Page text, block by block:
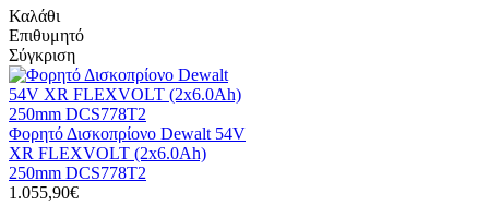
Καλάθι
Επιθυμητό
Σύγκριση
Φορητό Δισκοπρίονο Dewalt 54V
XR FLEXVOLT (2x6.0Ah)
250mm DCS778T2
1.055,90€